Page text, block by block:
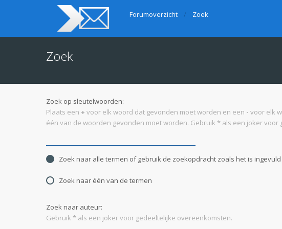
Forumoverzicht Zoek
Zoek
Zoek op sleutelwoorden:
Plaats een + voor elk woord dat gevonden moet worden en een - voor elk
één van de woorden gevonden moet worden. Gebruik * als een joker
Zoek naar alle termen of gebruik de zoekopdracht zoals het is ingevuld
Zoek naar één van de termen
Zoek naar auteur:
Gebruik * als een joker voor gedeeltelijke overeenkomsten.